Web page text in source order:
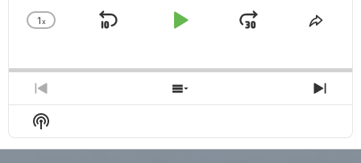
Change
1x
Skip
Play
Jump
Share
Previous
Episode
Show
Episodes
Next
Show
Podcast
Information